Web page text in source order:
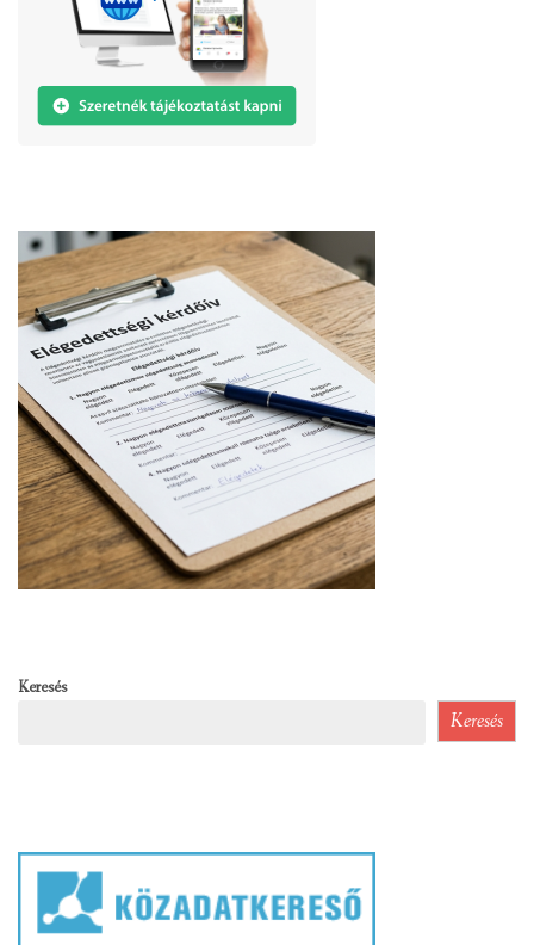
Keresés
Keresés